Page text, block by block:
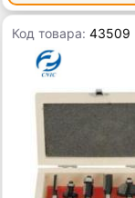
Код товара:43509